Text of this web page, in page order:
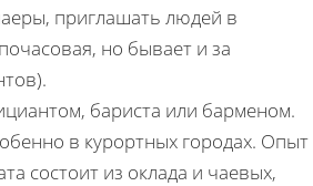
приглашать людей в
но бывает и за
бариста или барменом.
в курортных городах. Опыт
состоит из оклада и чаевых,